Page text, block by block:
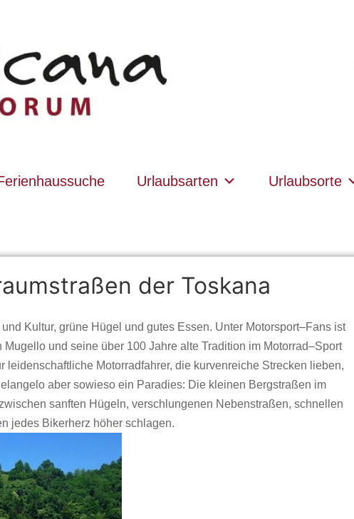
Urlaubsarten Urlaubsorte
der Toskana
Kultur, grüne Hügel und gutes Essen. Unter Motorsport–Fans ist
und seine über 100 Jahre alte Tradition im Motorrad–Sport
leidenschaftliche Motorradfahrer, die kurvenreiche Strecken lieben,
aber sowieso ein Paradies: Die kleinen Bergstraßen im
sanften Hügeln, verschlungenen Nebenstraßen, schnellen
jedes Bikerherz höher schlagen.